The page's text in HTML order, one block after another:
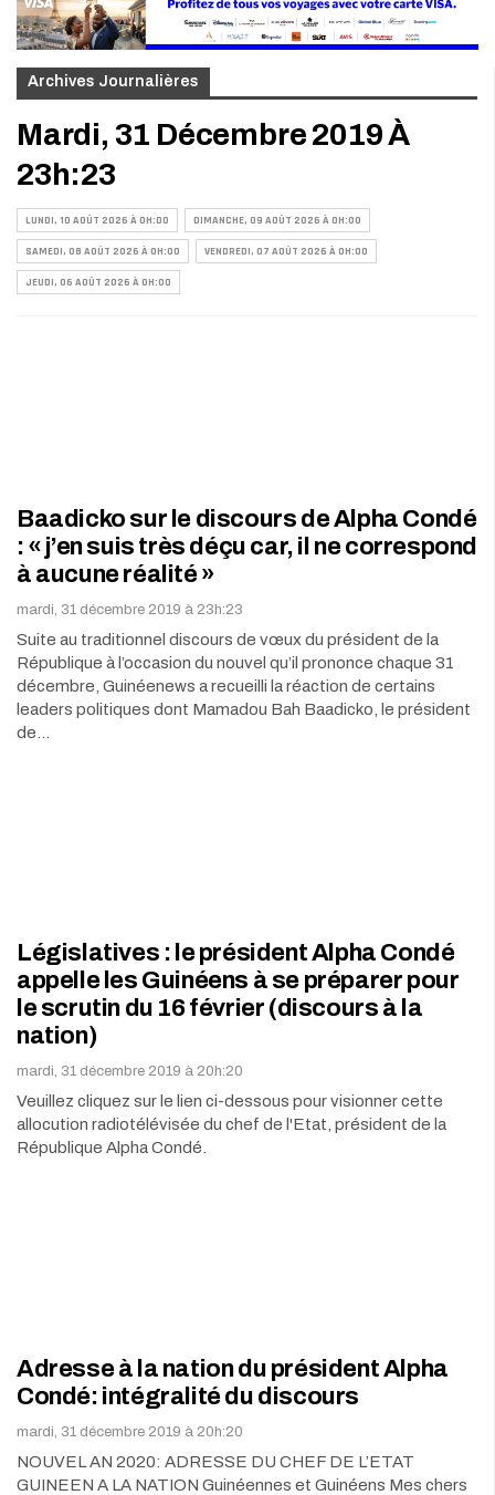
Archives Journalières
Mardi, 31 Décembre 2019 À
23h:23
LUNDI, 10 AOÛT 2026 À 0H:00 DIMANCHE, 09 AOÛT 2026 À 0H:00
SAMEDI, 08 AOÛT 2026 À 0H:00 VENDREDI, 07 AOÛT 2026 À 0H:00
JEUDI, 06 AOÛT 2026 À 0H:00
Baadicko sur le discours de Alpha Condé
: « j’en suis très déçu car, il ne correspond
à aucune réalité »
mardi, 31 décembre 2019 à 23h:23
Suite au traditionnel discours de vœux du président de la
République à l’occasion du nouvel qu’il prononce chaque 31
décembre, Guinéenews a recueilli la réaction de certains
leaders politiques dont Mamadou Bah Baadicko, le président
de…
Législatives : le président Alpha Condé
appelle les Guinéens à se préparer pour
le scrutin du 16 février (discours à la
nation)
mardi, 31 décembre 2019 à 20h:20
Veuillez cliquez sur le lien ci-dessous pour visionner cette
allocution radiotélévisée du chef de l'Etat, président de la
République Alpha Condé.
Adresse à la nation du président Alpha
Condé: intégralité du discours
mardi, 31 décembre 2019 à 20h:20
NOUVEL AN 2020: ADRESSE DU CHEF DE L’ETAT
GUINEEN A LA NATION Guinéennes et Guinéens Mes chers